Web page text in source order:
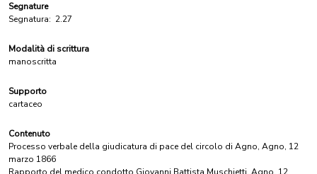
Segnature
Segnatura: 2.27
Modalità di scrittura
manoscritta
Supporto
cartaceo
Contenuto
Processo verbale della giudicatura di pace del circolo di Agno, Agno, 12
marzo 1866